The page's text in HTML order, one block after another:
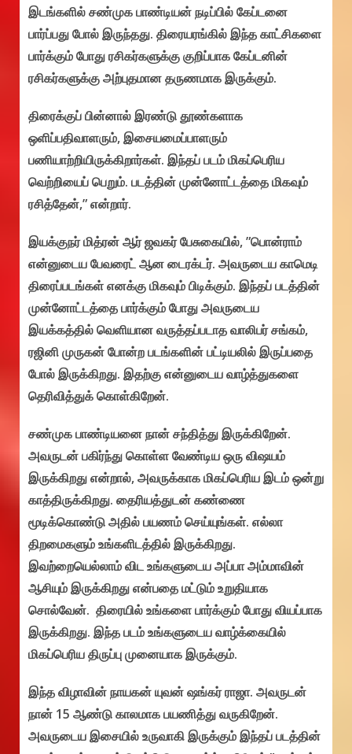
இடங்களில் சண்முக பாண்டியன் நடிப்பில் கேப்டனை
பார்ப்பது போல் இருந்தது. திரையரங்கில் இந்த காட்சிகளை
பார்க்கும் போது ரசிகர்களுக்கு குறிப்பாக கேப்டனின்
ரசிகர்களுக்கு அற்புதமான தருணமாக இருக்கும்.
திரைக்குப் பின்னால் இரண்டு தூண்களாக
ஒளிப்பதிவாளரும், இசையமைப்பாளரும்
பணியாற்றியிருக்கிறார்கள். இந்தப் படம் மிகப்பெரிய
வெற்றியைப் பெறும். படத்தின் முன்னோட்டத்தை மிகவும்
ரசித்தேன்,” என்றார்.
இயக்குநர் மித்ரன் ஆர் ஜவகர் பேசுகையில், ”பொன்ராம்
என்னுடைய பேவரைட் ஆன டைரக்டர். அவருடைய காமெடி
திரைப்படங்கள் எனக்கு மிகவும் பிடிக்கும். இந்தப் படத்தின்
முன்னோட்டத்தை பார்க்கும் போது அவருடைய
இயக்கத்தில் வெளியான வருத்தப்படாத வாலிபர் சங்கம்,
ரஜினி முருகன் போன்ற படங்களின் பட்டியலில் இருப்பதை
போல் இருக்கிறது. இதற்கு என்னுடைய வாழ்த்துகளை
தெரிவித்துக் கொள்கிறேன்.
சண்முக பாண்டியனை நான் சந்தித்து இருக்கிறேன்.
அவருடன் பகிர்ந்து கொள்ள வேண்டிய ஒரு விஷயம்
இருக்கிறது என்றால், அவருக்காக மிகப்பெரிய இடம் ஒன்று
காத்திருக்கிறது. தைரியத்துடன் கண்ணை
மூடிக்கொண்டு அதில் பயணம் செய்யுங்கள். எல்லா
திறமைகளும் உங்களிடத்தில் இருக்கிறது.
இவற்றையெல்லாம் விட உங்களுடைய அப்பா அம்மாவின்
ஆசியும் இருக்கிறது என்பதை மட்டும் உறுதியாக
சொல்வேன். திரையில் உங்களை பார்க்கும் போது வியப்பாக
இருக்கிறது. இந்த படம் உங்களுடைய வாழ்க்கையில்
மிகப்பெரிய திருப்பு முனையாக இருக்கும்.
இந்த விழாவின் நாயகன் யுவன் ஷங்கர் ராஜா. அவருடன்
நான் 15 ஆண்டு காலமாக பயணித்து வருகிறேன்.‌
அவருடைய இசையில் உருவாகி இருக்கும் இந்தப் படத்தின்